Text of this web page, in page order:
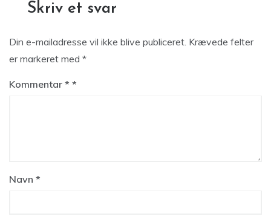
Skriv et svar
Din e-mailadresse vil ikke blive publiceret. Krævede felter
er markeret med *
Kommentar *
Navn *